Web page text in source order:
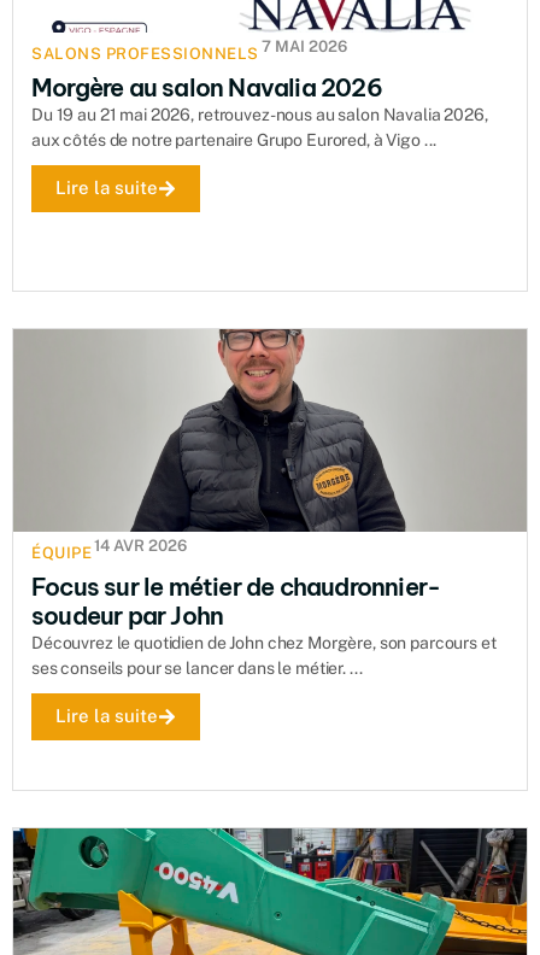
SALONS PROFESSIONNELS 7 MAI 2026
Morgère au salon Navalia 2026
Du 19 au 21 mai 2026, retrouvez-nous au salon Navalia 2026,
aux côtés de notre partenaire Grupo Eurored, à Vigo ...
Lire la suite
ÉQUIPE14 AVR 2026
Focus sur le métier de chaudronnier-
soudeur par John
Découvrez le quotidien de John chez Morgère, son parcours et
ses conseils pour se lancer dans le métier. ...
Lire la suite